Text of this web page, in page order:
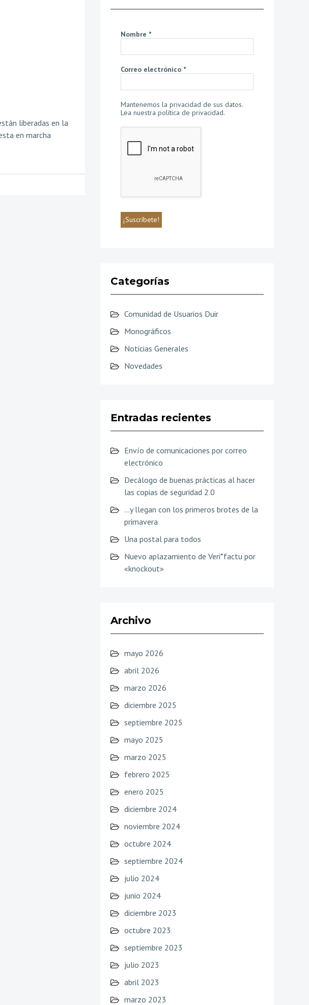
liberadas en la
en marcha
Nombre *
Correo electrónico *
Mantenemos la privacidad de sus datos.
Lea nuestra política de privacidad.
Categorías
Comunidad de Usuarios Duir
Monográficos
Noticias Generales
Novedades
Entradas recientes
Envío de comunicaciones por correo
electrónico
Decálogo de buenas prácticas al hacer
las copias de seguridad 2.0
…y llegan con los primeros brotes de la
primavera
Una postal para todos
Nuevo aplazamiento de Veri*factu por
«knockout»
Archivo
mayo 2026
abril 2026
marzo 2026
diciembre 2025
septiembre 2025
mayo 2025
marzo 2025
febrero 2025
enero 2025
diciembre 2024
noviembre 2024
octubre 2024
septiembre 2024
julio 2024
junio 2024
diciembre 2023
octubre 2023
septiembre 2023
julio 2023
abril 2023
marzo 2023